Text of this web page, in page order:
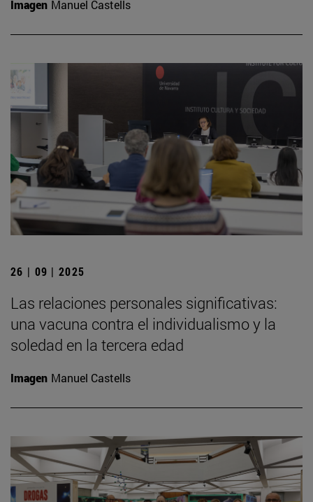
Imagen Manuel Castells
26 | 09 | 2025
Las relaciones personales significativas:
una vacuna contra el individualismo y la
soledad en la tercera edad
Imagen Manuel Castells